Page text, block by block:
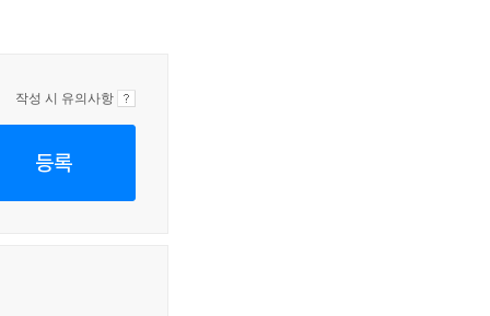
작성 시 유의사항
등록